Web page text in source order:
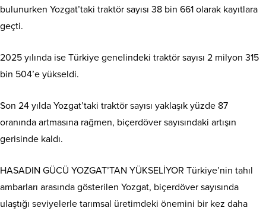
bulunurken Yozgat’taki traktör sayısı 38 bin 661 olarak kayıtlara
geçti.
2025 yılında ise Türkiye genelindeki traktör sayısı 2 milyon 315
bin 504’e yükseldi.
Son 24 yılda Yozgat’taki traktör sayısı yaklaşık yüzde 87
oranında artmasına rağmen, biçerdöver sayısındaki artışın
gerisinde kaldı.
HASADIN GÜCÜ YOZGAT’TAN YÜKSELİYOR Türkiye’nin tahıl
ambarları arasında gösterilen Yozgat, biçerdöver sayısında
ulaştığı seviyelerle tarımsal üretimdeki önemini bir kez daha